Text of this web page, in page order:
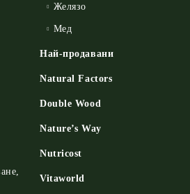
Желязо
Мед
Най-продавани
Natural Factors
Double Wood
Nature’s Way
Nutricost
Vitaworld